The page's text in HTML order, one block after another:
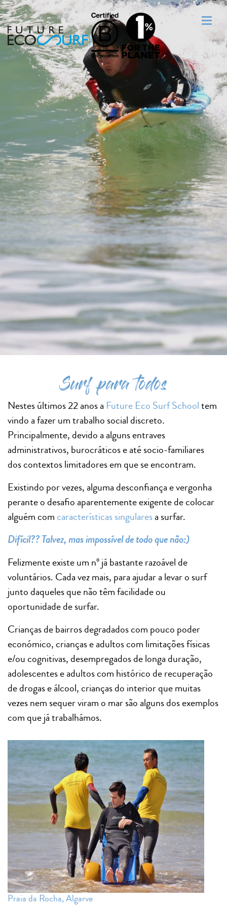
Surf para todos
Nestes últimos 22 anos a Future Eco Surf Schooltem
vindo a fazer um trabalho social discreto.
Principalmente, devido a alguns entraves
administrativos, burocráticos e até socio-familiares
dos contextos limitadores em que se encontram.
Existindo por vezes, alguma desconfiança e vergonha
perante o desafio aparentemente exigente de colocar
alguém com características singularesa surfar.
Difícil?? Talvez, mas impossível de todo que não:)
Felizmente existe um nº já bastante razoável de
voluntários. Cada vez mais, para ajudar a levar o surf
junto daqueles que não têm facilidade ou
oportunidade de surfar.
Crianças de bairros degradados com pouco poder
económico, crianças e adultos com limitações físicas
e/ou cognitivas, desempregados de longa duração,
adolescentes e adultos com histórico de recuperação
de drogas e álcool, crianças do interior que muitas
vezes nem sequer viram o mar são alguns dos exemplos
com que já trabalhámos.
Praia da Rocha, Algarve